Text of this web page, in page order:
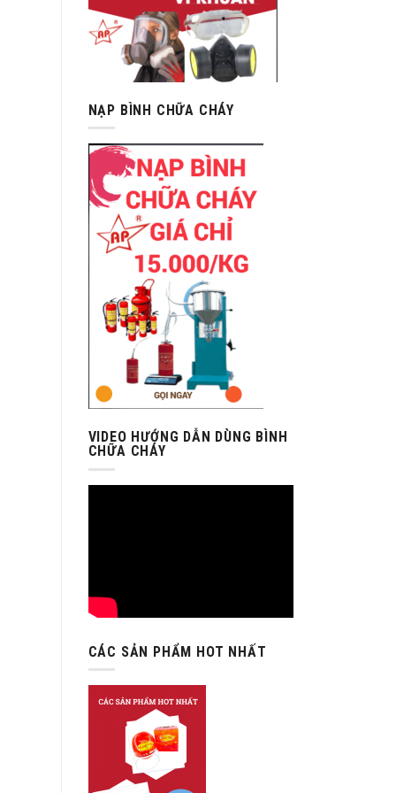
NẠP BÌNH CHỮA CHÁY
VIDEO HƯỚNG DẪN DÙNG BÌNH
CHỮA CHÁY
CÁC SẢN PHẨM HOT NHẤT